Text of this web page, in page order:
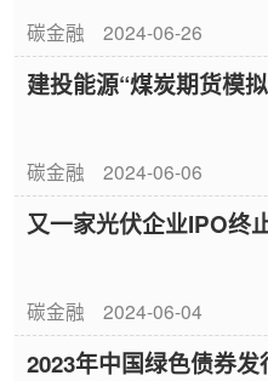
碳金融 2024-06-26
建投能源“煤炭期货模
碳金融 2024-06-06
又一家光伏企业IPO终止
碳金融 2024-06-04
2023年中国绿色债券